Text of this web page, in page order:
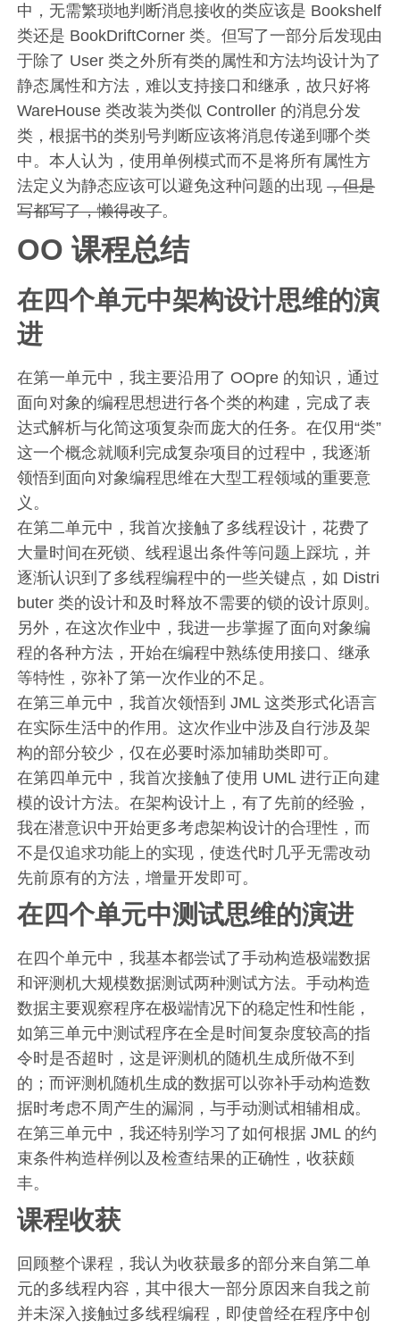
中，无需繁琐地判断消息接收的类应该是 Bookshelf
类还是 BookDriftCorner 类。但写了一部分后发现由
于除了 User 类之外所有类的属性和方法均设计为了
静态属性和方法，难以支持接口和继承，故只好将
WareHouse 类改装为类似 Controller 的消息分发
类，根据书的类别号判断应该将消息传递到哪个类
中。本人认为，使用单例模式而不是将所有属性方
法定义为静态应该可以避免这种问题的出现，但是
写都写了，懒得改了。
OO 课程总结
在四个单元中架构设计思维的演
进
在第一单元中，我主要沿用了 OOpre 的知识，通过
面向对象的编程思想进行各个类的构建，完成了表
达式解析与化简这项复杂而庞大的任务。在仅用“类”
这一个概念就顺利完成复杂项目的过程中，我逐渐
领悟到面向对象编程思维在大型工程领域的重要意
义。
在第二单元中，我首次接触了多线程设计，花费了
大量时间在死锁、线程退出条件等问题上踩坑，并
逐渐认识到了多线程编程中的一些关键点，如 Distri
buter 类的设计和及时释放不需要的锁的设计原则。
另外，在这次作业中，我进一步掌握了面向对象编
程的各种方法，开始在编程中熟练使用接口、继承
等特性，弥补了第一次作业的不足。
在第三单元中，我首次领悟到 JML 这类形式化语言
在实际生活中的作用。这次作业中涉及自行涉及架
构的部分较少，仅在必要时添加辅助类即可。
在第四单元中，我首次接触了使用 UML 进行正向建
模的设计方法。在架构设计上，有了先前的经验，
我在潜意识中开始更多考虑架构设计的合理性，而
不是仅追求功能上的实现，使迭代时几乎无需改动
先前原有的方法，增量开发即可。
在四个单元中测试思维的演进
在四个单元中，我基本都尝试了手动构造极端数据
和评测机大规模数据测试两种测试方法。手动构造
数据主要观察程序在极端情况下的稳定性和性能，
如第三单元中测试程序在全是时间复杂度较高的指
令时是否超时，这是评测机的随机生成所做不到
的；而评测机随机生成的数据可以弥补手动构造数
据时考虑不周产生的漏洞，与手动测试相辅相成。
在第三单元中，我还特别学习了如何根据 JML 的约
束条件构造样例以及检查结果的正确性，收获颇
丰。
课程收获
回顾整个课程，我认为收获最多的部分来自第二单
元的多线程内容，其中很大一部分原因来自我之前
并未深入接触过多线程编程，即使曾经在程序中创